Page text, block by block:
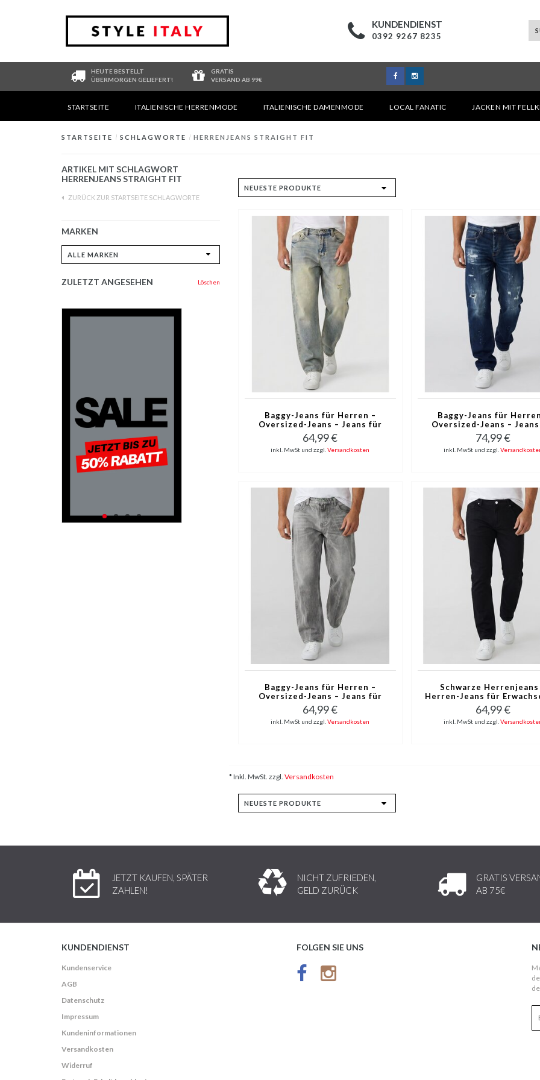
KUNDENDIENST
0392 9267 8235
HEUTE BESTELLT
ÜBERMORGEN GELIEFERT!
GRATIS
VERSAND AB 99€
STARTSEITE ITALIENISCHE HERRENMODE ITALIENISCHE DAMENMODE LOCAL FANATIC JACKEN MIT
STARTSEITE / SCHLAGWORTE / HERRENJEANS STRAIGHT FIT
ARTIKEL MIT SCHLAGWORT
HERRENJEANS STRAIGHT FIT
ZURÜCK ZUR STARTSEITE SCHLAGWORTE
MARKEN
ZULETZT ANGESEHEN Löschen
Baggy-Jeans für Herren –
Oversized-Jeans – Jeans für
Erwachsene – XSF78523 – Blau
64,99 €
inkl. MwSt und zzgl.Versandkosten
Baggy-Jeans für
Oversized-Jeans –
Erwachsene – JC8138B –
74,99 €
inkl. MwSt und zzgl.
Baggy-Jeans für Herren –
Oversized-Jeans – Jeans für
Erwachsene – YX3606 – Grau
64,99 €
inkl. MwSt und zzgl.Versandkosten
Schwarze Herrenjeans
Herren-Jeans für
Jeans in normaler
Stretch-Jeans YG-3423
Schwarz
64,99 €
inkl. MwSt und zzgl.
* Inkl. MwSt. zzgl. Versandkosten
JETZT KAUFEN, SPÄTER
ZAHLEN!
NICHT ZUFRIEDEN,
GELD ZURÜCK
GRATIS
AB 75€
KUNDENDIENST
Kundenservice
AGB
Datenschutz
Impressum
Kundeninformationen
Versandkosten
Widerruf
FOLGEN SIE UNS